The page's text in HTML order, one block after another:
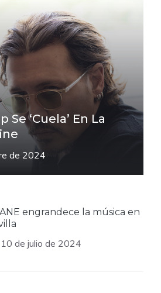
Se ‘cuela’ En La
de 2024
engrandece la música en
10 de julio de 2024